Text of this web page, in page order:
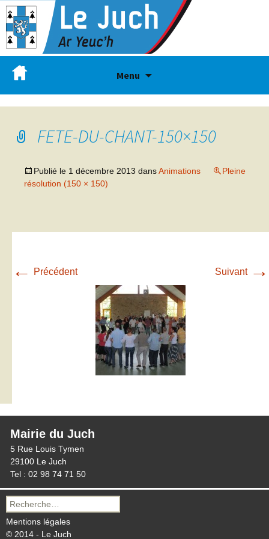
Menu
FETE-DU-CHANT-150×150
Publié le 1 décembre 2013 dansAnimations
Pleine
résolution (150 × 150)
← Précédent Suivant →
Mairie du Juch
5 Rue Louis Tymen
29100 Le Juch
Tel : 02 98 74 71 50
Recherche
pour :
Mentions légales
© 2014 - Le Juch